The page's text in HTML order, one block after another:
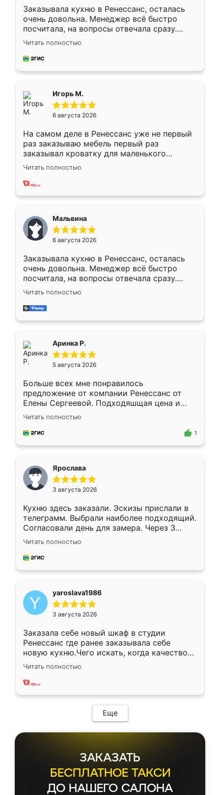
Заказывала кухню в Ренессанс, осталась
очень довольна. Менеджер всё быстро
посчитала, на вопросы отвечала сразу.
Замерщик приехал в субботу, подошёл к
делу со всей ответственностью. Собрали
за день, ребята работали аккуратно, даже
Читать полностью
Игорь М.
6 августа 2026
На самом деле в Ренессанс уже не первый
раз заказываю мебель первый раз
заказывал кроватку для маленького
ребёнка при его рождении ,во второй раз
заказал шкаф-купе. По качеству очень
хорошее сборка достаточно быстрая,
меньше, здесь же он более разнообразный.
Мне нравится ,если что-то потребуется из
мебели буду заказывать только здесь.
Читать полностью
Мальвина
6 августа 2026
Заказывала кухню в Ренессанс, осталась
очень довольна. Менеджер всё быстро
посчитала, на вопросы отвечала сразу.
Замерщик приехал в субботу, подошёл к
делу со всей ответственностью. Собрали
за день, ребята работали аккуратно, даже
Читать полностью
Аринка Р.
5 августа 2026
Больше всех мне понравилось
предложение от компании Ренессанс от
Елены Сергеевой. Подходяшщая цена и
короткие сроки изготовления. Приехавший
для замера сотрудник Владислав
предложил по моему эскизу самый
Читать полностью
1
Ярослава
3 августа 2026
Кухню здесь заказали. Эскизы прислали в
телеграмм. Выбрали наиболее подходящий.
Согласовали день для замера. Через 3
недели кухня была уже готова. Остались
довольны работой. Спасибо Ренессанс
мебель за качественную работу!
Читать полностью
yaroslava1986
3 августа 2026
Заказала себе новый шкаф в студии
Ренессанс где ранее заказывала себе
новую кухню.Чего искать, когда качеством
вполне довольна. Служит кухня уже почти
два года, нареканий нет.
Читать полностью
Еще
ЗАКАЗАТЬ
БЕСПЛАТНОЕ ТАКСИ
ДО НАШЕГО САЛОНА